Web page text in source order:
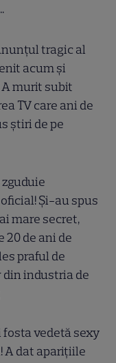
tragic al
acum și
murit subit
TV care ani de
știri de pe
Și-au spus
mare secret,
20 de ani de
praful de
din industria de
fosta vedetă sexy
A dat aparițiile